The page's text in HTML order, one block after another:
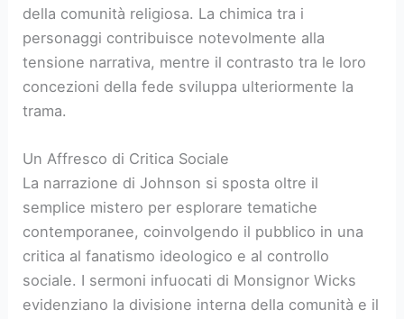
della comunità religiosa. La chimica tra i
personaggi contribuisce notevolmente alla
tensione narrativa, mentre il contrasto tra le loro
concezioni della fede sviluppa ulteriormente la
trama.
Un Affresco di Critica Sociale
La narrazione di Johnson si sposta oltre il
semplice mistero per esplorare tematiche
contemporanee, coinvolgendo il pubblico in una
critica al fanatismo ideologico e al controllo
sociale. I sermoni infuocati di Monsignor Wicks
evidenziano la divisione interna della comunità e il